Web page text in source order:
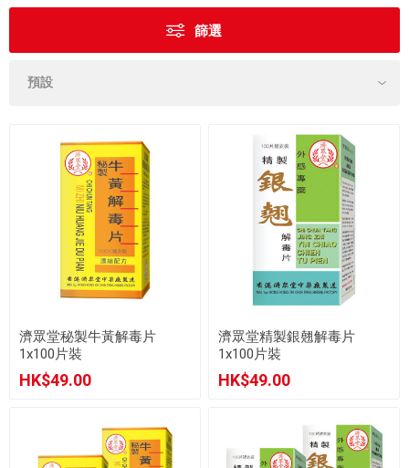
篩選
濟眾堂秘製牛黃解毒片
1x100片裝
HK$49.00
濟眾堂精製銀翹解毒片
1x100片裝
HK$49.00